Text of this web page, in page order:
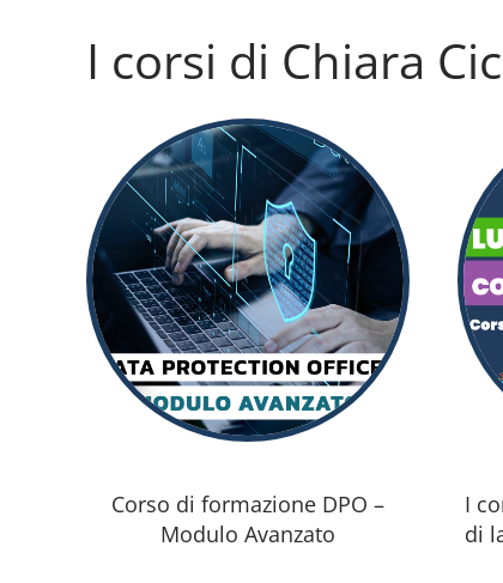
I corsi di Chiara
Corso di formazione DPO –
Modulo Avanzato
I
di